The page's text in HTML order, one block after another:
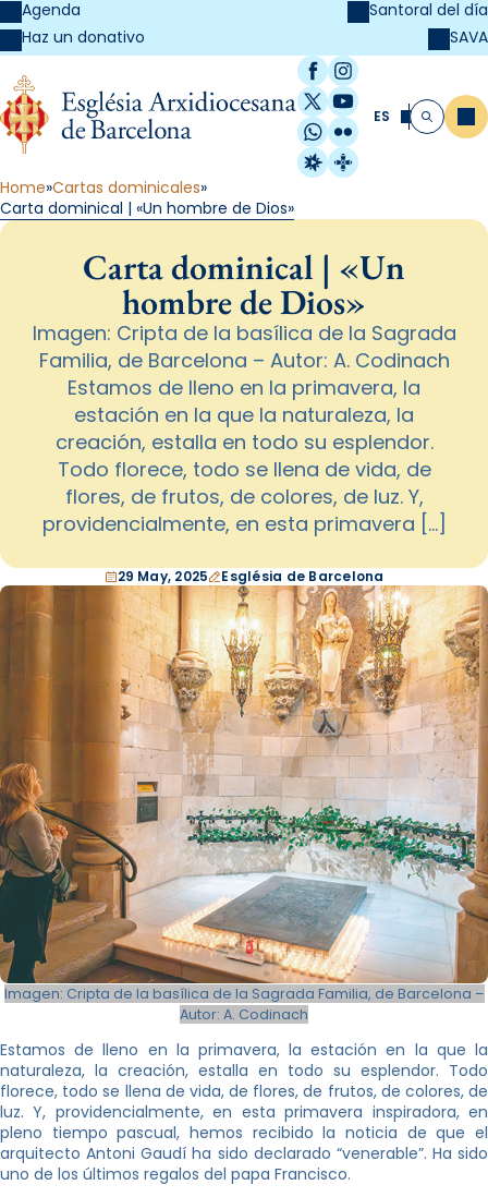
Agenda
Haz un donativo
Santoral del día
SAVA
Facebook
Instagram
X / Twitter
YouTube
WhatsApp
Flickr
Radio Estel
Catalunya
ES Buscar
Home Cartas dominicales
Carta dominical | «Un hombre de Dios»
Carta dominical | «Un
hombre de Dios»
Imagen: Cripta de la basílica de la Sagrada
Familia, de Barcelona – Autor: A. Codinach
Estamos de lleno en la primavera, la
estación en la que la naturaleza, la
creación, estalla en todo su esplendor.
Todo florece, todo se llena de vida, de
flores, de frutos, de colores, de luz. Y,
providencialmente, en esta primavera […]
29 May, 2025 Església de Barcelona
Imagen: Cripta de la basílica de la Sagrada Familia, de Barcelona –
Autor: A. Codinach
Estamos de lleno en la primavera, la estación en la que la
naturaleza, la creación, estalla en todo su esplendor. Todo
florece, todo se llena de vida, de flores, de frutos, de colores, de
luz. Y, providencialmente, en esta primavera inspiradora, en
pleno tiempo pascual, hemos recibido la noticia de que el
arquitecto Antoni Gaudí ha sido declarado “venerable”. Ha sido
uno de los últimos regalos del papa Francisco.